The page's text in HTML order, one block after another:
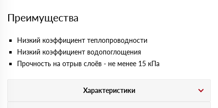
Преимущества
Низкий коэффициент теплопроводности
Низкий коэффициент водопоглощения
Прочность на отрыв слоёв - не менее 15 кПа
Характеристики